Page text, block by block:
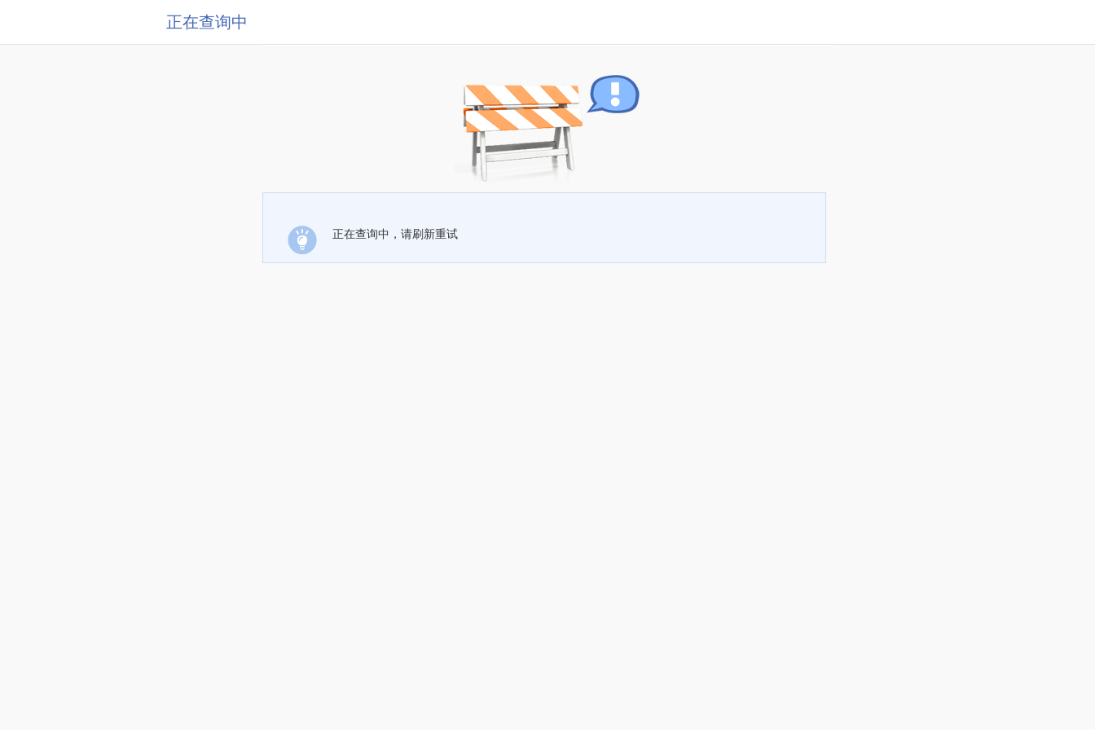
正在查询中
正在查询中，请刷新重试